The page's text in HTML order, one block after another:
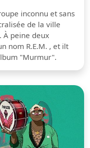
inconnu et sans
de la ville
À peine deux
nom R.E.M. , et ilt
"Murmur".